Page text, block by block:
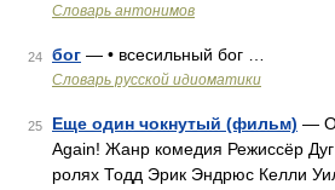
Словарь антонимов
24 бог — • всесильный бог …
Словарь русской идиоматики
25 Еще один чокнутый (фильм) —
Again! Жанр комедия Режиссёр
ролях Тодд Эрик Эндрюс Келли